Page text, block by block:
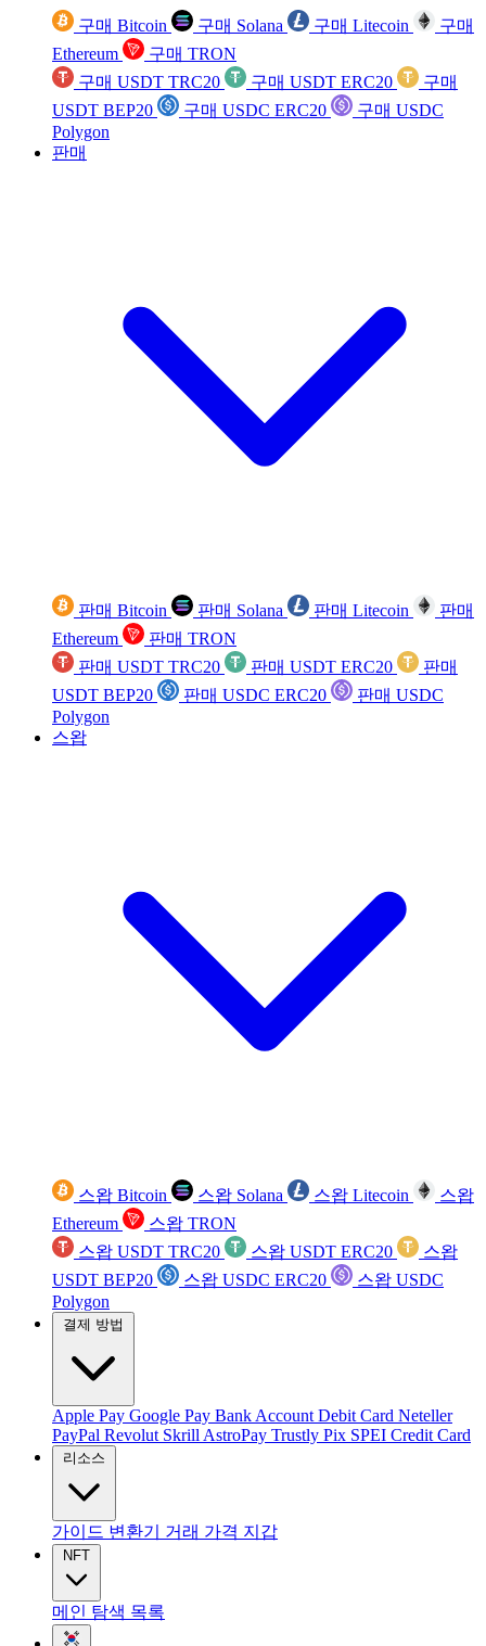
구매 Bitcoin 구매 Solana 구매 Litecoin
구매
Ethereum
구매 TRON
구매 USDT TRC20
구매 USDT ERC20
구매
USDT BEP20
구매 USDC ERC20
구매 USDC
Polygon
판매
판매 Bitcoin 판매 Solana 판매 Litecoin
판매
Ethereum
판매 TRON
판매 USDT TRC20
판매 USDT ERC20
판매
USDT BEP20
판매 USDC ERC20
판매 USDC
Polygon
스왑
스왑 Bitcoin 스왑 Solana 스왑 Litecoin
스왑
Ethereum
스왑 TRON
스왑 USDT TRC20
스왑 USDT ERC20
스왑
USDT BEP20
스왑 USDC ERC20
스왑 USDC
Polygon
결제 방법
Apple Pay Google Pay Bank Account Debit Card Neteller
PayPal Revolut Skrill AstroPay Trustly Pix SPEI Credit Card
리소스
가이드 변환기 거래 가격 지갑
NFT
메인 탐색 목록